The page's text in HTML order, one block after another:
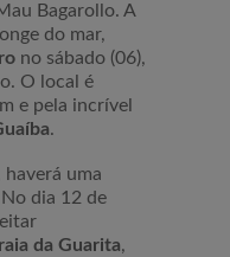
Bagarollo. A
do mar,
no sábado (06),
O local é
e pela incrível
.
haverá uma
dia 12 de
da Guarita,